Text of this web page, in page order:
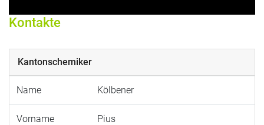
Kontakte
Kantonschemiker
Name Kölbener
Vorname Pius